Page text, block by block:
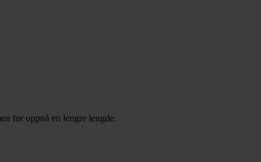
for oppnå en lengre lengde.